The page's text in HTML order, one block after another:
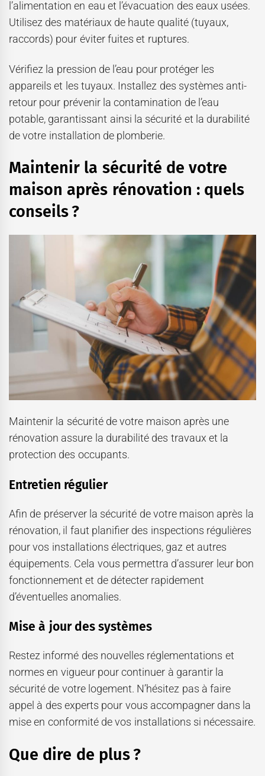
l’alimentation en eau et l’évacuation des eaux usées.
Utilisez des matériaux de haute qualité (tuyaux,
raccords) pour éviter fuites et ruptures.
Vérifiez la pression de l’eau pour protéger les
appareils et les tuyaux. Installez des systèmes anti-
retour pour prévenir la contamination de l’eau
potable, garantissant ainsi la sécurité et la durabilité
de votre installation de plomberie.
Maintenir la sécurité de votre
maison après rénovation : quels
conseils ?
Maintenir la sécurité de votre maison après une
rénovation assure la durabilité des travaux et la
protection des occupants.
Entretien régulier
Afin de préserver la sécurité de votre maison après la
rénovation, il faut planifier des inspections régulières
pour vos installations électriques, gaz et autres
équipements. Cela vous permettra d’assurer leur bon
fonctionnement et de détecter rapidement
d’éventuelles anomalies.
Mise à jour des systèmes
Restez informé des nouvelles réglementations et
normes en vigueur pour continuer à garantir la
sécurité de votre logement. N’hésitez pas à faire
appel à des experts pour vous accompagner dans la
mise en conformité de vos installations si nécessaire.
Que dire de plus ?